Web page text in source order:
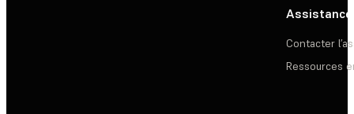
Assistance
Contacter
Ressources